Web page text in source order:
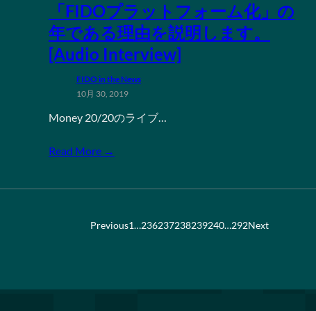
「FIDOプラットフォーム化」の
年である理由を説明します。
[Audio Interview]
FIDO in the News
10月 30, 2019
Money 20/20のライブ…
Read More →
Previous1…236237238239240…292Next